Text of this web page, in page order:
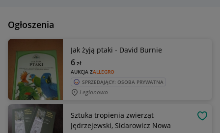
Ogłoszenia
Jak żyją ptaki - David Burnie
AUKCJA ZALLEGRO
6zł
SPRZEDAJĄCY: OSOBA PRYWATNA
Legionowo
Sztuka tropienia zwierząt
Jędrzejewski, Sidarowicz Nowa